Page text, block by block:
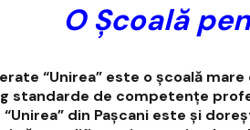
O Școală
“Unirea” este o școală
standarde de competențe
din Pașcani este și